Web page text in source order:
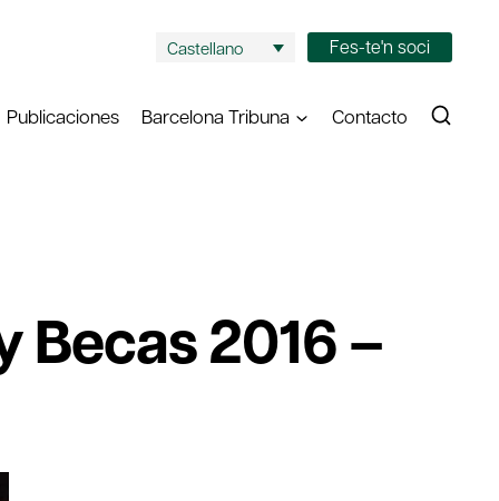
Castellano Fes-te'n soci
Publicaciones Barcelona Tribuna Contacto
2016 –